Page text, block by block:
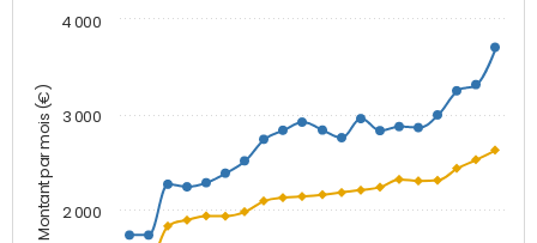
Montant par mois (€) 2 000
3 000
4 000